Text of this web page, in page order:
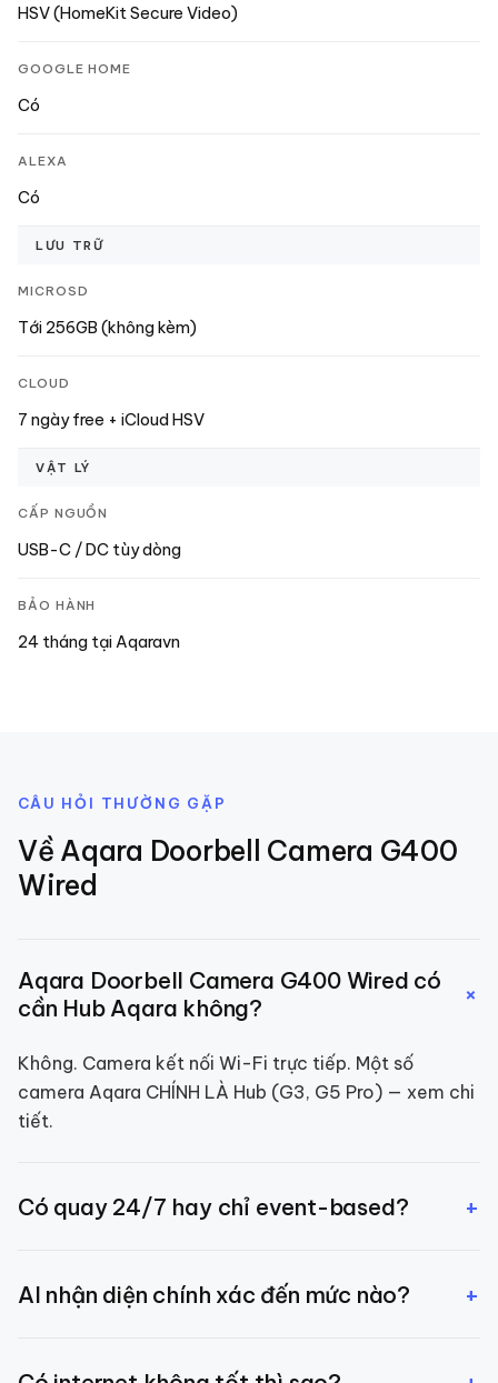
HSV (HomeKit Secure Video)
GOOGLE HOME
Có
ALEXA
Có
LƯU TRỮ
MICROSD
Tới 256GB (không kèm)
CLOUD
7 ngày free + iCloud HSV
VẬT LÝ
CẤP NGUỒN
USB-C / DC tùy dòng
BẢO HÀNH
24 tháng tại Aqaravn
CÂU HỎI THƯỜNG GẶP
Về Aqara Doorbell Camera G400
Wired
Aqara Doorbell Camera G400 Wired có
cần Hub Aqara không?
+
Không. Camera kết nối Wi-Fi trực tiếp. Một số
camera Aqara CHÍNH LÀ Hub (G3, G5 Pro) — xem chi
tiết.
Có quay 24/7 hay chỉ event-based? +
thể bật quay 24/7 qua microSD.
AI nhận diện chính xác đến mức nào? +